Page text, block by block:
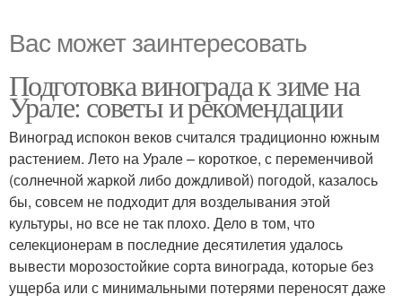
Вас может заинтересовать
Подготовка винограда к зиме на
Урале: советы и рекомендации
Виноград испокон веков считался традиционно южным
растением. Лето на Урале – короткое, с переменчивой
(солнечной жаркой либо дождливой) погодой, казалось
бы, совсем не подходит для возделывания этой
культуры, но все не так плохо. Дело в том, что
селекционерам в последние десятилетия удалось
вывести морозостойкие сорта винограда, которые без
ущерба или с минимальными потерями переносят даже